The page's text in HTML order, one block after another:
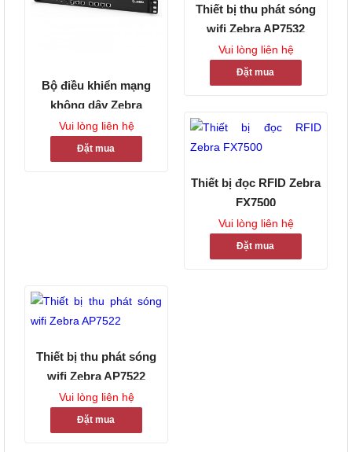
Bộ điều khiển mạng
không dây Zebra
NX5500
Vui lòng liên hệ
Đặt mua
Thiết bị thu phát sóng
wifi Zebra AP7532
Vui lòng liên hệ
Đặt mua
Thiết bị đọc RFID Zebra
FX7500
Vui lòng liên hệ
Đặt mua
Thiết bị thu phát sóng
wifi Zebra AP7522
Vui lòng liên hệ
Đặt mua